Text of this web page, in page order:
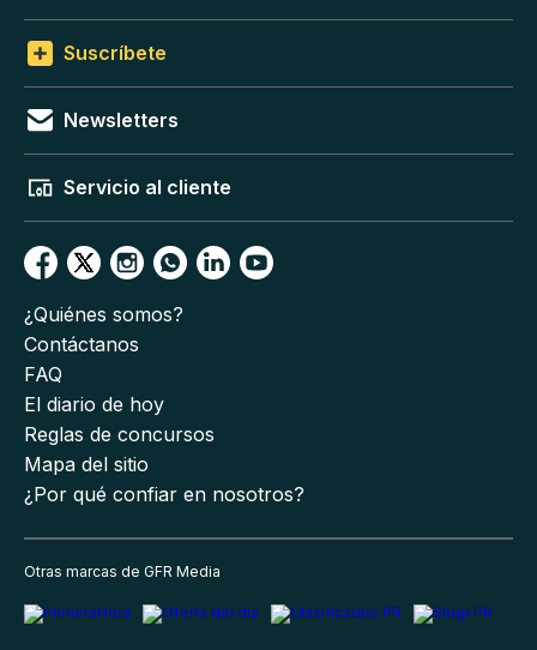
Suscríbete
Newsletters
Servicio al cliente
¿Quiénes somos?
Contáctanos
FAQ
El diario de hoy
Reglas de concursos
Mapa del sitio
¿Por qué confiar en nosotros?
Otras marcas de GFR Media